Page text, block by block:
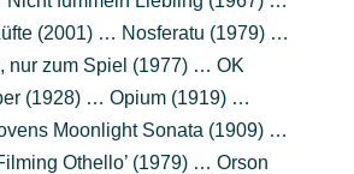
(2001) … Nosferatu (1979) …
nur zum Spiel (1977) … OK
(1928) … Opium (1919) …
Moonlight Sonata (1909) …
Othello’ (1979) … Orson